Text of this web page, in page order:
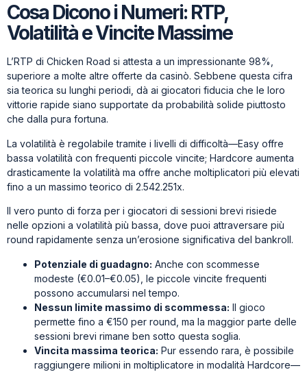
Cosa Dicono i Numeri: RTP,
Volatilità e Vincite Massime
L’RTP di Chicken Road si attesta a un impressionante 98%,
superiore a molte altre offerte da casinò. Sebbene questa cifra
sia teorica su lunghi periodi, dà ai giocatori fiducia che le loro
vittorie rapide siano supportate da probabilità solide piuttosto
che dalla pura fortuna.
La volatilità è regolabile tramite i livelli di difficoltà—Easy offre
bassa volatilità con frequenti piccole vincite; Hardcore aumenta
drasticamente la volatilità ma offre anche moltiplicatori più elevati
fino a un massimo teorico di 2.542.251x.
Il vero punto di forza per i giocatori di sessioni brevi risiede
nelle opzioni a volatilità più bassa, dove puoi attraversare più
round rapidamente senza un’erosione significativa del bankroll.
Potenziale di guadagno: Anche con scommesse
modeste (€0.01–€0.05), le piccole vincite frequenti
possono accumularsi nel tempo.
Nessun limite massimo di scommessa: Il gioco
permette fino a €150 per round, ma la maggior parte delle
sessioni brevi rimane ben sotto questa soglia.
Vincita massima teorica: Pur essendo rara, è possibile
raggiungere milioni in moltiplicatore in modalità Hardcore—